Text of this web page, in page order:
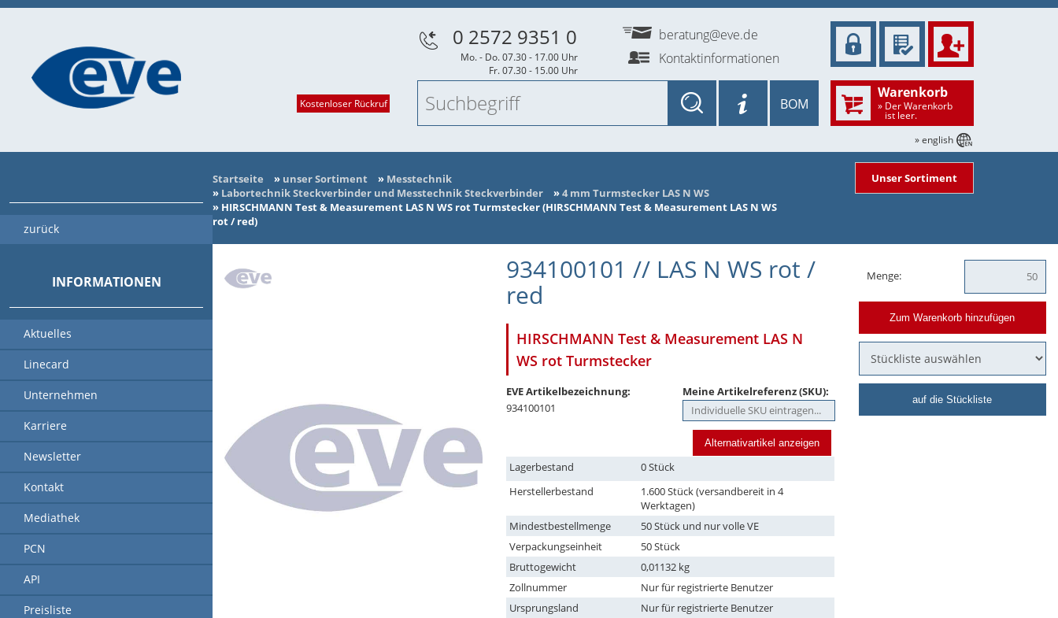
Startseite » unser Sortiment » Messtechnik
» Labortechnik Steckverbinder und Messtechnik Steckverbinder »4 mm Turmstecker LAS N WS
» HIRSCHMANN Test & Measurement LAS N WS rot Turmstecker (HIRSCHMANN Test & Measurement LAS N WS
rot / red)
Unser Sortiment
934100101 // LAS N WS rot /
red
HIRSCHMANN Test & Measurement LAS N
WS rot Turmstecker
EVE Artikelbezeichnung:
934100101
Meine Artikelreferenz (SKU):
Alternativartikel anzeigen
Lagerbestand
0 Stück
Herstellerbestand
1.600 Stück (versandbereit in 4
Werktagen)
Mindestbestellmenge
50 Stück und nur volle VE
Verpackungseinheit
50 Stück
Bruttogewicht
0,01132 kg
Zollnummer
Nur für registrierte Benutzer
Ursprungsland
Nur für registrierte Benutzer
Menge:
Zum Warenkorb hinzufügen
auf die Stückliste
Kostenloser Rückruf
0 2572 9351 0
Mo. - Do. 07.30 - 17.00 Uhr
Fr. 07.30 - 15.00 Uhr
beratung@eve.de
Kontaktinformationen
Warenkorb
» Der Warenkorb
ist leer.
BOM
» english
zurück
INFORMATIONEN
Aktuelles
Linecard
Unternehmen
Karriere
Newsletter
Kontakt
Mediathek
PCN
API
Preisliste